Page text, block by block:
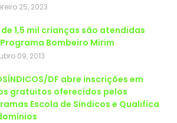
25, 2023
1,5 mil crianças são atendidas
09, 2013
DF abre inscrições em
gratuitos oferecidos pelos
Escola de Síndicos e Qualifica